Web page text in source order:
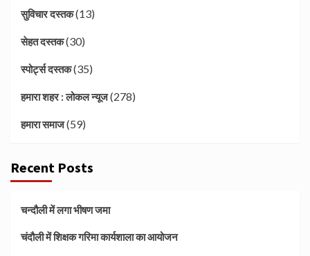
सुविचार दस्तक(13)
सेहत दस्तक(30)
स्पोर्ट्स दस्तक(35)
हमारा शहर : लोकल न्यूज(278)
हमारा समाज(59)
Recent Posts
चन्दौली में लगा भीषण जमा
चंदौली में शिक्षक गरिमा कार्यशाला का आयोजन